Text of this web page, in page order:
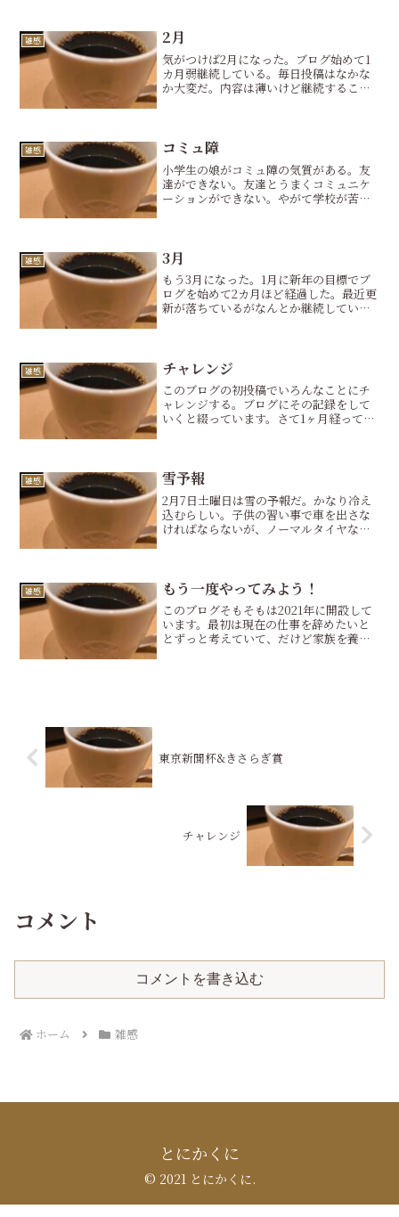
雑感 2月
気がつけば2月になった。ブログ始めて1
カ月弱継続している。毎日投稿はなかな
か大変だ。内容は薄いけど継続すること
たことは実感している。...
雑感 コミュ障
小学生の娘がコミュ障の気質がある。友
達ができない。友達とうまくコミュニケ
ーションができない。やがて学校が苦痛
みているのが辛い。娘のコミ...
雑感 3月
もう3月になった。1月に新年の目標でブ
ログを始めて2カ月ほど経過した。最近更
新が落ちているがなんとか継続してい
アップデートしよう。こ...
雑感 チャレンジ
このブログの初投稿でいろんなことにチ
ャレンジする。ブログにその記録をして
いくと綴っています。さて1ヶ月経ってい
馬券を買って1年追いか...
雑感 雪予報
2月7日土曜日は雪の予報だ。かなり冷え
込むらしい。子供の習い事で車を出さな
ければならないが、ノーマルタイヤなの
曜日は金沢動物園に行こう...
雑感 もう一度やってみよう！
このブログそもそもは2021年に開設して
います。最初は現在の仕事を辞めたいと
とずっと考えていて、だけど家族を養う
東京新聞杯&きさらぎ賞
チャレンジ
コメント
コメントを書き込む
ホーム 雑感
とにかくに
© 2021 とにかくに.